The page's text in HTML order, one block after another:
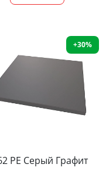
+30%
PE Серый Графит